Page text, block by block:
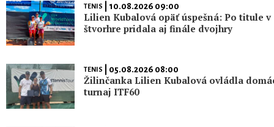
TENIS | 10.08.2026 09:00
Lilien Kubalová opäť úspešná: Po titule v
štvorhre pridala aj finále dvojhry
TENIS | 05.08.2026 08:00
Žilinčanka Lilien Kubalová ovládla
turnaj ITF60